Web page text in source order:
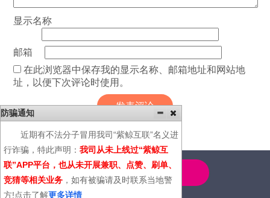
显示名称
邮箱
在此浏览器中保存我的显示名称、邮箱地址和网站地
址，以便下次评论时使用。
4000-600-366
防骗通知
近期有不法分子冒用我司“紫鲸互联”名义进
行诈骗，特此声明： 我司从未上线过“紫鲸互
联”APP平台，也从未开展兼职、点赞、刷单、
竞猜等相关业务 ，如有被骗请及时联系当地警
方!点击了解更多详情